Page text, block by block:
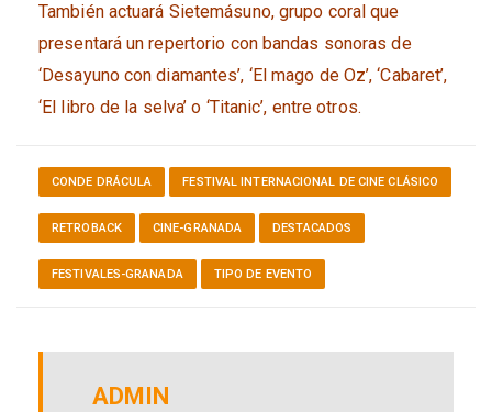
También actuará Sietemásuno, grupo coral que
presentará un repertorio con bandas sonoras de
‘Desayuno con diamantes’, ‘El mago de Oz’, ‘Cabaret’,
‘El libro de la selva’ o ‘Titanic’, entre otros.
CONDE DRÁCULA FESTIVAL INTERNACIONAL DE CINE CLÁSICO
RETROBACK CINE-GRANADA DESTACADOS
FESTIVALES-GRANADA TIPO DE EVENTO
ADMIN